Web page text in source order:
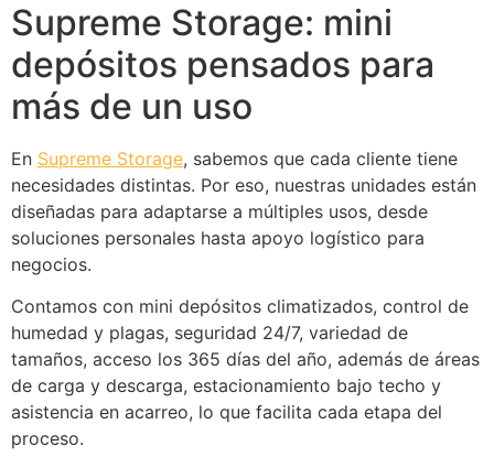
Supreme Storage: mini
depósitos pensados para
más de un uso
En Supreme Storage, sabemos que cada cliente tiene
necesidades distintas. Por eso, nuestras unidades están
diseñadas para adaptarse a múltiples usos, desde
soluciones personales hasta apoyo logístico para
negocios.
Contamos con mini depósitos climatizados, control de
humedad y plagas, seguridad 24/7, variedad de
tamaños, acceso los 365 días del año, además de áreas
de carga y descarga, estacionamiento bajo techo y
asistencia en acarreo, lo que facilita cada etapa del
proceso.